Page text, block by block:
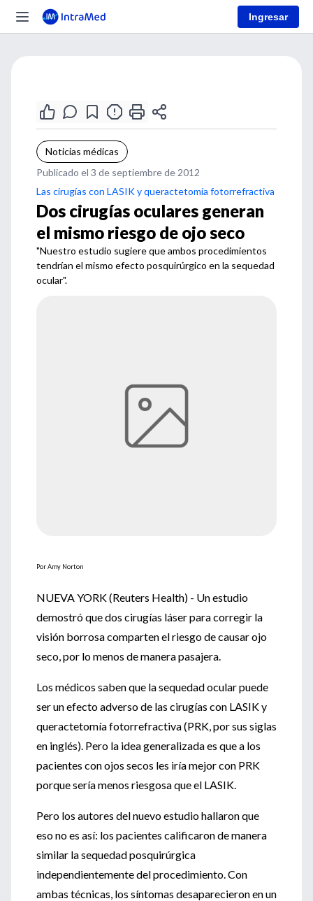
Ingresar
Noticias médicas
Publicado el 3 de septiembre de 2012
Las cirugías con LASIK y queractetomía fotorrefractiva
Dos cirugías oculares generan
el mismo riesgo de ojo seco
"Nuestro estudio sugiere que ambos procedimientos
tendrían el mismo efecto posquirúrgico en la sequedad
ocular".
Por Amy Norton
NUEVA YORK (Reuters Health) - Un estudio
demostró que dos cirugías láser para corregir la
visión borrosa comparten el riesgo de causar ojo
seco, por lo menos de manera pasajera.
Los médicos saben que la sequedad ocular puede
ser un efecto adverso de las cirugías con LASIK y
queractetomía fotorrefractiva (PRK, por sus siglas
en inglés). Pero la idea generalizada es que a los
pacientes con ojos secos les iría mejor con PRK
porque sería menos riesgosa que el LASIK.
Pero los autores del nuevo estudio hallaron que
eso no es así: los pacientes calificaron de manera
similar la sequedad posquirúrgica
independientemente del procedimiento. Con
ambas técnicas, los síntomas desaparecieron en un